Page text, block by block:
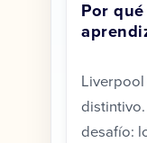
Por
Liverpool
desafío: